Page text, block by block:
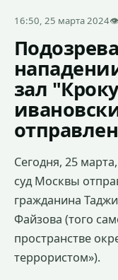
16:50, 25 марта 2024
зал
Сегодня, 25
суд Москвы
гражданина
Файзова (того
пространстве
террористом»).